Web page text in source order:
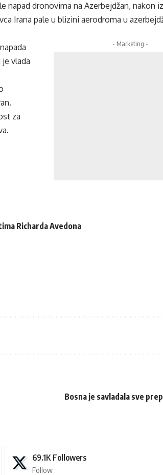
napad dronovima na Azerbejdžan, nakon
Irana pale u blizini aerodroma u
- Marketing -
vlada
za
Richarda Avedona
Bosna je savladala sve
69.1K Followers
Follow